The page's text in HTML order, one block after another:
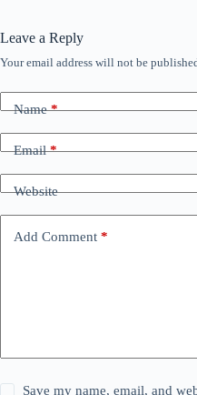
Leave a Reply
Your email address will not be
Name*
Email*
Website
Add Comment *
Save my name, email, and